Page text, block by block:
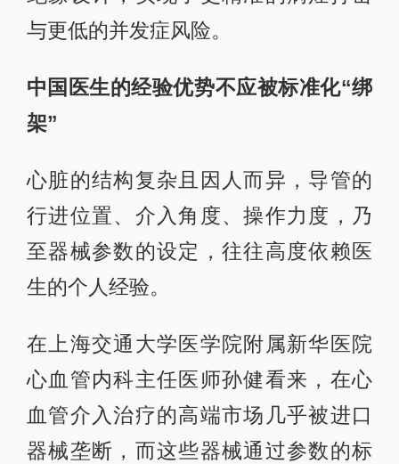
与更低的并发症风险。
中国医生的经验优势不应被标准化“绑
架”
心脏的结构复杂且因人而异，导管的
行进位置、介入角度、操作力度，乃
至器械参数的设定，往往高度依赖医
生的个人经验。
在上海交通大学医学院附属新华医院
心血管内科主任医师孙健看来，在心
血管介入治疗的高端市场几乎被进口
器械垄断，而这些器械通过参数的标